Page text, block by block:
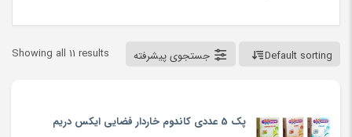
Showing all 11 results Default sorting جستجوی پیشرفته
پک 5 عددی کاندوم خاردار فضایی ایکس دریم